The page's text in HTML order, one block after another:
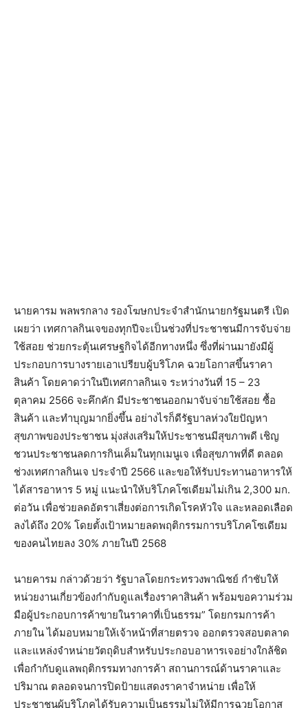
นายคารม พลพรกลาง รองโฆษกประจำสำนักนายกรัฐมนตรี เปิด
เผยว่า เทศกาลกินเจของทุกปีจะเป็นช่วงที่ประชาชนมีการจับจ่าย
ใช้สอย ช่วยกระตุ้นเศรษฐกิจได้อีกทางหนึ่ง ซึ่งที่ผ่านมายังมีผู้
ประกอบการบางรายเอาเปรียบผู้บริโภค ฉวยโอกาสขึ้นราคา
สินค้า โดยคาดว่าในปีเทศกาลกินเจ ระหว่างวันที่ 15 – 23
ตุลาคม 2566 จะคึกคัก มีประชาชนออกมาจับจ่ายใช้สอย ซื้อ
สินค้า และทำบุญมากยิ่งขึ้น อย่างไรก็ดีรัฐบาลห่วงใยปัญหา
สุขภาพของประชาชน มุ่งส่งเสริมให้ประชาชนมีสุขภาพดี เชิญ
ชวนประชาชนลดการกินเค็มในทุกเมนูเจ เพื่อสุขภาพที่ดี ตลอด
ช่วงเทศกาลกินเจ ประจำปี 2566 และขอให้รับประทานอาหารให้
ได้สารอาหาร 5 หมู่ แนะนำให้บริโภคโซเดียมไม่เกิน 2,300 มก.
ต่อวัน เพื่อช่วยลดอัตราเสี่ยงต่อการเกิดโรคหัวใจ และหลอดเลือด
ลงได้ถึง 20% โดยตั้งเป้าหมายลดพฤติกรรมการบริโภคโซเดียม
ของคนไทยลง 30% ภายในปี 2568
นายคารม กล่าวด้วยว่า รัฐบาลโดยกระทรวงพาณิชย์ กำชับให้
หน่วยงานเกี่ยวข้องกำกับดูแลเรื่องราคาสินค้า พร้อมขอความร่วม
มือผู้ประกอบการค้าขายในราคาที่เป็นธรรม” โดยกรมการค้า
ภายใน ได้มอบหมายให้เจ้าหน้าที่สายตรวจ ออกตรวจสอบตลาด
และแหล่งจำหน่ายวัตถุดิบสำหรับประกอบอาหารเจอย่างใกล้ชิด
เพื่อกำกับดูแลพฤติกรรมทางการค้า สถานการณ์ด้านราคาและ
ปริมาณ ตลอดจนการปิดป้ายแสดงราคาจำหน่าย เพื่อให้
ประชาชนผู้บริโภคได้รับความเป็นธรรมไม่ให้มีการฉวยโอกาส